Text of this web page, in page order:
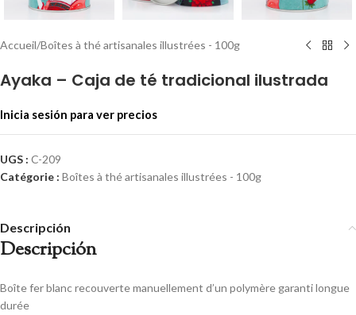
Accueil/Boîtes à thé artisanales illustrées - 100g
Ayaka – Caja de té tradicional ilustrada
Inicia sesión para ver precios
UGS : C-209
Catégorie : Boîtes à thé artisanales illustrées - 100g
Descripción
Descripción
Boîte fer blanc recouverte manuellement d’un polymère garanti longue
durée